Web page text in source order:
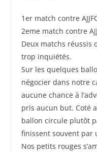
1er match contre
2eme match contre
Deux matchs réussis
trop inquiétés.
Sur les quelques
négocier dans notre
aucune chance à
pris aucun but. Coté
ballon circule plutôt
finissent souvent par
Nos petits rouges